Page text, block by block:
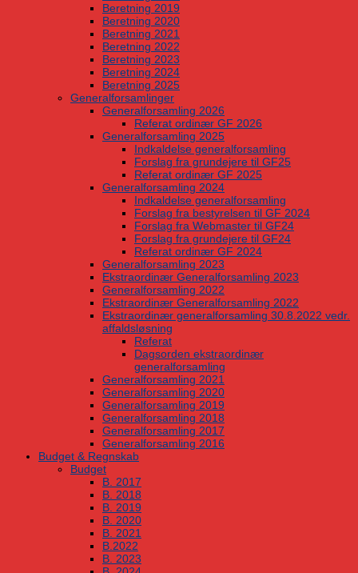
Beretning 2019
Beretning 2020
Beretning 2021
Beretning 2022
Beretning 2023
Beretning 2024
Beretning 2025
Generalforsamlinger
Generalforsamling 2026
Referat ordinær GF 2026
Generalforsamling 2025
Indkaldelse generalforsamling
Forslag fra grundejere til GF25
Referat ordinær GF 2025
Generalforsamling 2024
Indkaldelse generalforsamling
Forslag fra bestyrelsen til GF 2024
Forslag fra Webmaster til GF24
Forslag fra grundejere til GF24
Referat ordinær GF 2024
Generalforsamling 2023
Ekstraordinær Generalforsamling 2023
Generalforsamling 2022
Ekstraordinær Generalforsamling 2022
Ekstraordinær generalforsamling 30.8.2022 vedr.
affaldsløsning
Referat
Dagsorden ekstraordinær
generalforsamling
Generalforsamling 2021
Generalforsamling 2020
Generalforsamling 2019
Generalforsamling 2018
Generalforsamling 2017
Generalforsamling 2016
Budget & Regnskab
Budget
B. 2017
B. 2018
B. 2019
B. 2020
B. 2021
B.2022
B. 2023